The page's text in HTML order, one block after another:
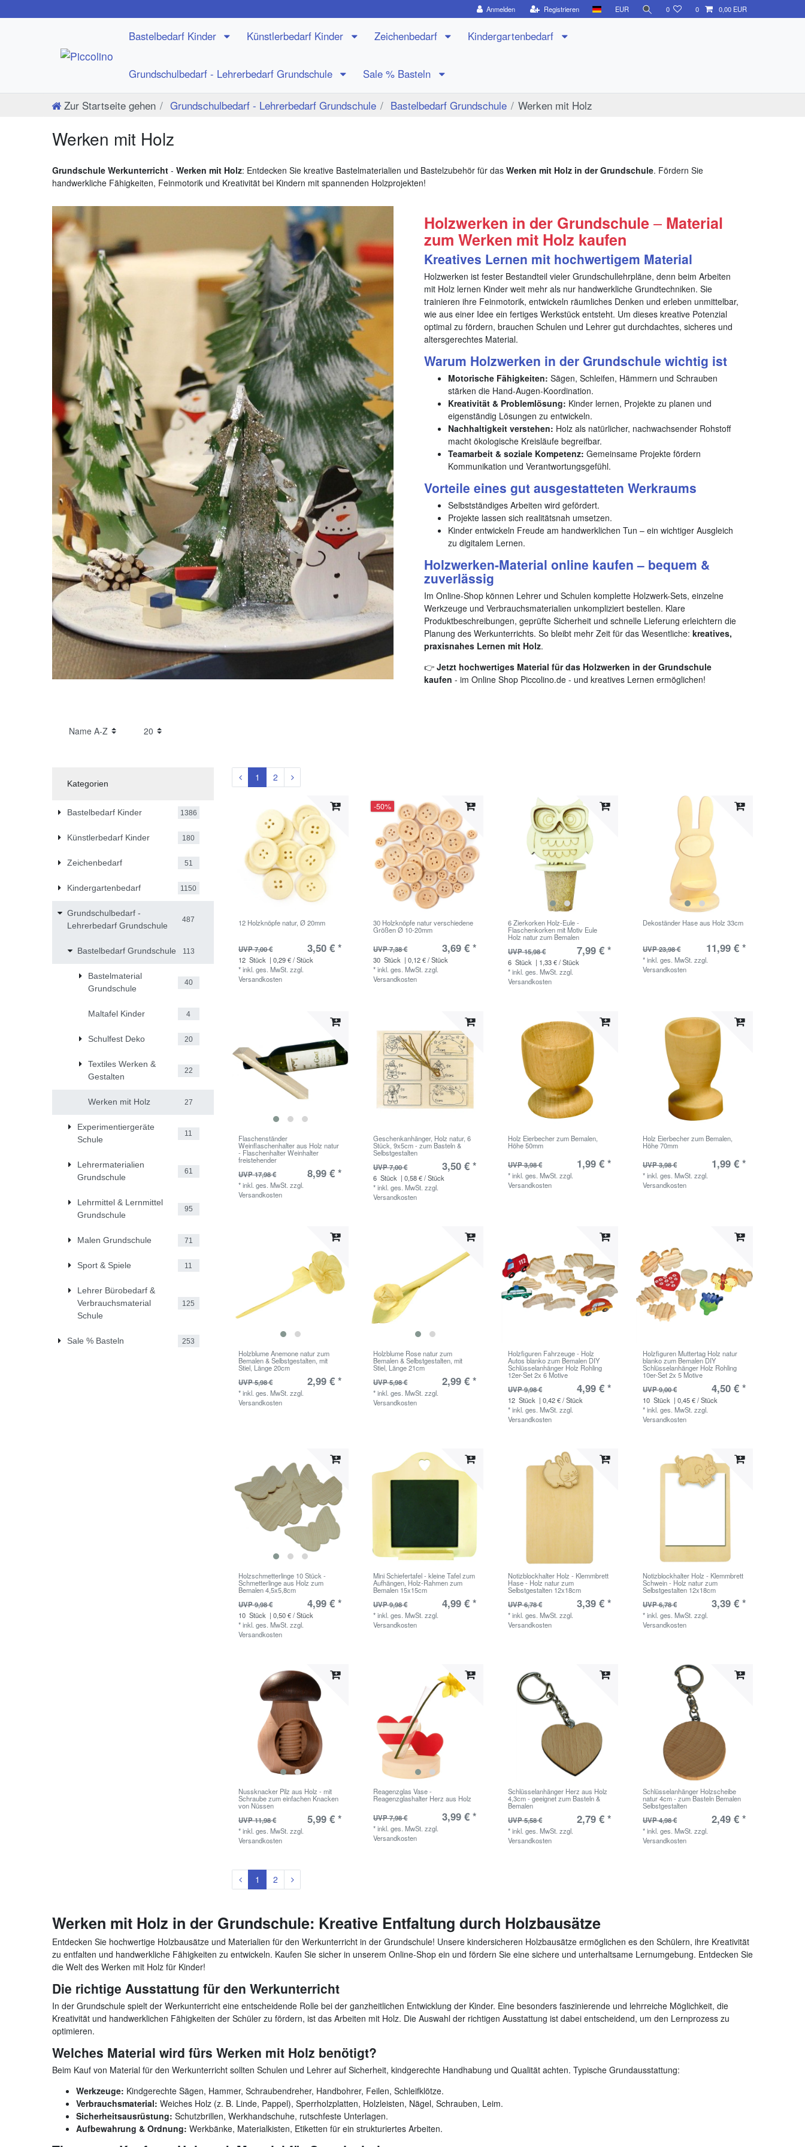
Anmelden Registrieren EUR 0 0 0,00 EUR
Bastelbedarf Kinder Künstlerbedarf Kinder Zeichenbedarf Kindergartenbedarf
Grundschulbedarf - Lehrerbedarf Grundschule Sale % Basteln
Zur Startseite gehen Grundschulbedarf - Lehrerbedarf Grundschule Bastelbedarf Grundschule Werken mit Holz
Werken mit Holz
Grundschule Werkunterricht - Werken mit Holz: Entdecken Sie kreative Bastelmaterialien und Bastelzubehör für das Werken mit Holz in der Grundschule. Fördern Sie
handwerkliche Fähigkeiten, Feinmotorik und Kreativität bei Kindern mit spannenden Holzprojekten!
Holzwerken in der Grundschule– Material
zum Werken mit Holz kaufen
Kreatives Lernen mit hochwertigem Material
Holzwerken ist fester Bestandteil vieler Grundschullehrpläne, denn beim Arbeiten
mit Holz lernen Kinder weit mehr als nur handwerkliche Grundtechniken. Sie
trainieren ihre Feinmotorik, entwickeln räumliches Denken und erleben unmittelbar,
wie aus einer Idee ein fertiges Werkstück entsteht. Um dieses kreative Potenzial
optimal zu fördern, brauchen Schulen und Lehrer gut durchdachtes, sicheres und
altersgerechtes Material.
Warum Holzwerken in der Grundschule wichtig ist
Motorische Fähigkeiten: Sägen, Schleifen, Hämmern und Schrauben
stärken die Hand-Augen-Koordination.
Kreativität & Problemlösung: Kinder lernen, Projekte zu planen und
eigenständig Lösungen zu entwickeln.
Nachhaltigkeit verstehen: Holz als natürlicher, nachwachsender Rohstoff
macht ökologische Kreisläufe begreifbar.
Teamarbeit & soziale Kompetenz: Gemeinsame Projekte fördern
Kommunikation und Verantwortungsgefühl.
Vorteile eines gut ausgestatteten Werkraums
Selbstständiges Arbeiten wird gefördert.
Projekte lassen sich realitätsnah umsetzen.
Kinder entwickeln Freude am handwerklichen Tun – ein wichtiger Ausgleich
zu digitalem Lernen.
Holzwerken-Material online kaufen – bequem &
zuverlässig
Im Online-Shop können Lehrer und Schulen komplette Holzwerk-Sets, einzelne
Werkzeuge und Verbrauchsmaterialien unkompliziert bestellen. Klare
Produktbeschreibungen, geprüfte Sicherheit und schnelle Lieferung erleichtern die
Planung des Werkunterrichts. So bleibt mehr Zeit für das Wesentliche: kreatives,
praxisnahes Lernen mit Holz.
👉 Jetzt hochwertiges Material für das Holzwerken in der Grundschule
kaufen - im Online Shop Piccolino.de - und kreatives Lernen ermöglichen!
Kategorien
Bastelbedarf Kinder 1386
Künstlerbedarf Kinder 180
Zeichenbedarf 51
Kindergartenbedarf 1150
Grundschulbedarf -
Lehrerbedarf Grundschule
487
Bastelbedarf Grundschule 113
Bastelmaterial
Grundschule
40
Maltafel Kinder 4
Schulfest Deko 20
Textiles Werken &
Gestalten
22
Werken mit Holz 27
Experimentiergeräte
Schule
11
Lehrermaterialien
Grundschule
61
Lehrmittel & Lernmittel
Grundschule
95
Malen Grundschule 71
Sport & Spiele 11
Lehrer Bürobedarf &
Verbrauchsmaterial
Schule
125
Sale % Basteln 253
1 2
12 Holzknöpfe natur, Ø 20mm
UVP 7,00 € 3,50 € *
12 Stück | 0,29 € / Stück
*inkl. ges. MwSt. zzgl.
Versandkosten
-50%
30 Holzknöpfe natur verschiedene
Größen Ø 10-20mm
UVP 7,38 €
3,69 € *
30 Stück | 0,12 € / Stück
*inkl. ges. MwSt. zzgl.
Versandkosten
6 Zierkorken Holz-Eule -
Flaschenkorken mit Motiv Eule
Holz natur zum Bemalen
UVP 15,98 €
7,99 € *
6 Stück | 1,33 € / Stück
*inkl. ges. MwSt. zzgl.
Versandkosten
Dekoständer Hase aus Holz 33cm
UVP 23,98 € 11,99 € *
*inkl. ges. MwSt. zzgl.
Versandkosten
Flaschenständer
Weinflaschenhalter aus Holz natur
- Flaschenhalter Weinhalter
freistehender
UVP 17,98 €
8,99 € *
*inkl. ges. MwSt. zzgl.
Versandkosten
Geschenkanhänger, Holz natur, 6
Stück, 9x5cm - zum Basteln &
Selbstgestalten
UVP 7,00 €
3,50 € *
6 Stück | 0,58 € / Stück
*inkl. ges. MwSt. zzgl.
Versandkosten
Holz Eierbecher zum Bemalen,
Höhe 50mm
UVP 3,98 €
1,99 € *
*inkl. ges. MwSt. zzgl.
Versandkosten
Holz Eierbecher zum Bemalen,
Höhe 70mm
UVP 3,98 €
1,99 € *
*inkl. ges. MwSt. zzgl.
Versandkosten
Holzblume Anemone natur zum
Bemalen & Selbstgestalten, mit
Stiel, Länge 20cm
UVP 5,98 €
2,99 € *
*inkl. ges. MwSt. zzgl.
Versandkosten
Holzblume Rose natur zum
Bemalen & Selbstgestalten, mit
Stiel, Länge 21cm
UVP 5,98 €
2,99 € *
*inkl. ges. MwSt. zzgl.
Versandkosten
Holzfiguren Fahrzeuge - Holz
Autos blanko zum Bemalen DIY
Schlüsselanhänger Holz Rohling
12er-Set 2x 6 Motive
UVP 9,98 €
4,99 € *
12 Stück | 0,42 € / Stück
*inkl. ges. MwSt. zzgl.
Versandkosten
Holzfiguren Muttertag Holz natur
blanko zum Bemalen DIY
Schlüsselanhänger Holz Rohling
10er-Set 2x 5 Motive
UVP 9,00 €
4,50 € *
10 Stück | 0,45 € / Stück
*inkl. ges. MwSt. zzgl.
Versandkosten
Holzschmetterlinge 10 Stück -
Schmetterlinge aus Holz zum
Bemalen 4,5x5,8cm
UVP 9,98 €
4,99 € *
10 Stück | 0,50 € / Stück
*inkl. ges. MwSt. zzgl.
Versandkosten
Mini Schiefertafel - kleine Tafel zum
Aufhängen, Holz-Rahmen zum
Bemalen 15x15cm
UVP 9,98 €
4,99 € *
*inkl. ges. MwSt. zzgl.
Versandkosten
Notizblockhalter Holz - Klemmbrett
Hase - Holz natur zum
Selbstgestalten 12x18cm
UVP 6,78 €
3,39 € *
*inkl. ges. MwSt. zzgl.
Versandkosten
Notizblockhalter Holz - Klemmbrett
Schwein - Holz natur zum
Selbstgestalten 12x18cm
UVP 6,78 €
3,39 € *
*inkl. ges. MwSt. zzgl.
Versandkosten
Nussknacker Pilz aus Holz - mit
Schraube zum einfachen Knacken
von Nüssen
UVP 11,98 €
5,99 € *
*inkl. ges. MwSt. zzgl.
Versandkosten
Reagenzglas Vase -
Reagenzglashalter Herz aus Holz
UVP 7,98 €
3,99 € *
*inkl. ges. MwSt. zzgl.
Versandkosten
Schlüsselanhänger Herz aus Holz
4,3cm - geeignet zum Basteln &
Bemalen
UVP 5,58 €
2,79 € *
*inkl. ges. MwSt. zzgl.
Versandkosten
Schlüsselanhänger Holzscheibe
natur 4cm - zum Basteln Bemalen
Selbstgestalten
UVP 4,98 €
2,49 € *
*inkl. ges. MwSt. zzgl.
Versandkosten
1 2
Werken mit Holz in der Grundschule: Kreative Entfaltung durch Holzbausätze
Entdecken Sie hochwertige Holzbausätze und Materialien für den Werkunterricht in der Grundschule! Unsere kindersicheren Holzbausätze ermöglichen es den Schülern, ihre Kreativität
zu entfalten und handwerkliche Fähigkeiten zu entwickeln. Kaufen Sie sicher in unserem Online-Shop ein und fördern Sie eine sichere und unterhaltsame Lernumgebung. Entdecken Sie
die Welt des Werken mit Holz für Kinder!
Die richtige Ausstattung für den Werkunterricht
In der Grundschule spielt der Werkunterricht eine entscheidende Rolle bei der ganzheitlichen Entwicklung der Kinder. Eine besonders faszinierende und lehrreiche Möglichkeit, die
Kreativität und handwerklichen Fähigkeiten der Schüler zu fördern, ist das Arbeiten mit Holz. Die Auswahl der richtigen Ausstattung ist dabei entscheidend, um den Lernprozess zu
optimieren.
Welches Material wird fürs Werken mit Holz benötigt?
Beim Kauf von Material für den Werkunterricht sollten Schulen und Lehrer auf Sicherheit, kindgerechte Handhabung und Qualität achten. Typische Grundausstattung:
Werkzeuge: Kindgerechte Sägen, Hammer, Schraubendreher, Handbohrer, Feilen, Schleifklötze.
Verbrauchsmaterial: Weiches Holz (z. B. Linde, Pappel), Sperrholzplatten, Holzleisten, Nägel, Schrauben, Leim.
Sicherheitsausrüstung: Schutzbrillen, Werkhandschuhe, rutschfeste Unterlagen.
Aufbewahrung & Ordnung: Werkbänke, Materialkisten, Etiketten für ein strukturiertes Arbeiten.